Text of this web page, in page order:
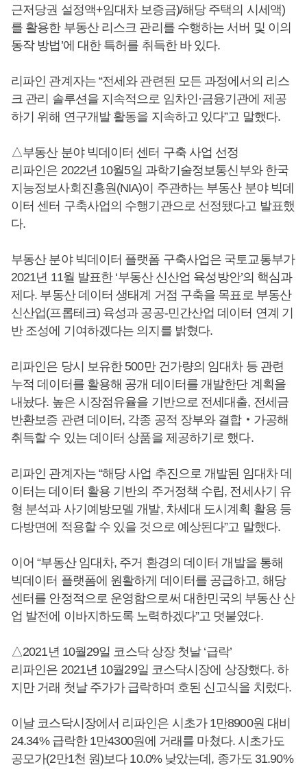
근저당권 설정액+임대차 보증금)/해당 주택의 시세액)
를 활용한 부동산 리스크 관리를 수행하는 서버 및 이의
동작 방법’에 대한 특허를 취득한 바 있다.
리파인 관계자는 “전세와 관련된 모든 과정에서의 리스
크 관리 솔루션을 지속적으로 임차인·금융기관에 제공
하기 위해 연구개발 활동을 지속하고 있다”고 말했다.
△부동산 분야 빅데이터 센터 구축 사업 선정
리파인은 2022년 10월5일 과학기술정보통신부와 한국
지능정보사회진흥원(NIA)이 주관하는 부동산 분야 빅데
이터 센터 구축사업의 수행기관으로 선정됐다고 발표했
다.
부동산 분야 빅데이터 플랫폼 구축사업은 국토교통부가
2021년 11월 발표한 ‘부동산 신산업 육성방안’의 핵심과
제다. 부동산 데이터 생태계 거점 구축을 목표로 부동산
신산업(프롭테크) 육성과 공공-민간산업 데이터 연계 기
반 조성에 기여하겠다는 의지를 밝혔다.
리파인은 당시 보유한 500만 건가량의 임대차 등 관련
누적 데이터를 활용해 공개 데이터를 개발한단 계획을
내놨다. 높은 시장점유율을 기반으로 전세대출, 전세금
반환보증 관련 데이터, 각종 공적 장부와 결합‧가공해
취득할 수 있는 데이터 상품을 제공하기로 했다.
리파인 관계자는 “해당 사업 추진으로 개발된 임대차 데
이터는 데이터 활용 기반의 주거정책 수립, 전세사기 유
형 분석과 사기예방모델 개발, 차세대 도시계획 활용 등
다방면에 적용할 수 있을 것으로 예상된다”고 말했다.
이어 “부동산 임대차, 주거 환경의 데이터 개발을 통해
빅데이터 플랫폼에 원활하게 데이터를 공급하고, 해당
센터를 안정적으로 운영함으로써 대한민국의 부동산 산
업 발전에 이바지하도록 노력하겠다”고 덧붙였다.
△2021년 10월29일 코스닥 상장 첫날 ‘급락’
리파인은 2021년 10월29일 코스닥시장에 상장했다. 하
지만 거래 첫날 주가가 급락하며 호된 신고식을 치렀다.
이날 코스닥시장에서 리파인은 시초가 1만8900원 대비
24.34% 급락한 1만4300원에 거래를 마쳤다. 시초가도
공모가(2만1천 원)보다 10.0% 낮았는데, 종가도 31.90%